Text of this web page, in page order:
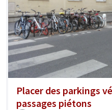
Placer des parkings
passages piétons